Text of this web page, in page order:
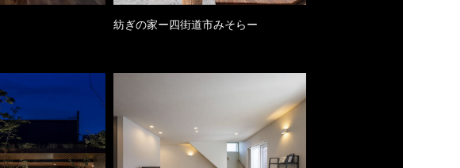
紡ぎの家ー四街道市みそらー